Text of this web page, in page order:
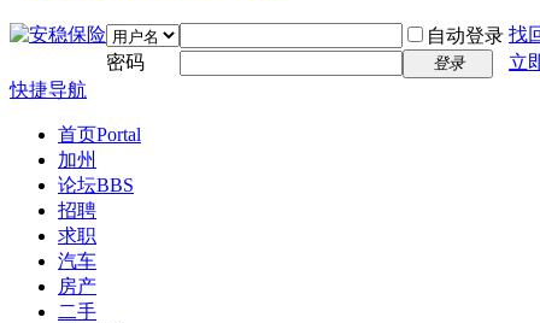
自动登录 找
密码
登录
立
快捷导航
首页Portal
加州
论坛BBS
招聘
求职
汽车
房产
二手